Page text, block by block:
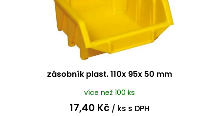
zásobník plast. 110x 95x 50 mm
více než 100 ks
17,40 Kč / ks s DPH